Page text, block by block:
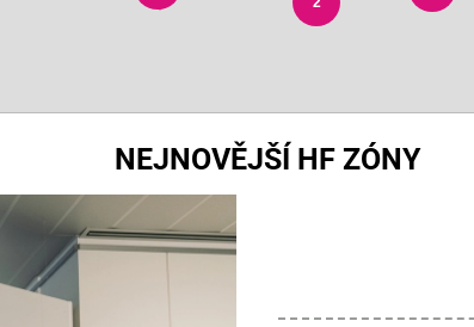
NEJNOVĚJŠÍ HF ZÓNY